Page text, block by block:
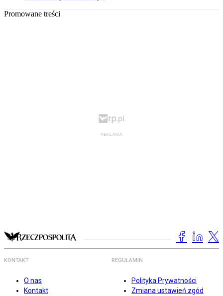
Promowane treści
KONTAKT
O nas
Kontakt
REGULAMIN
Polityka Prywatności
Zmiana ustawień zgód